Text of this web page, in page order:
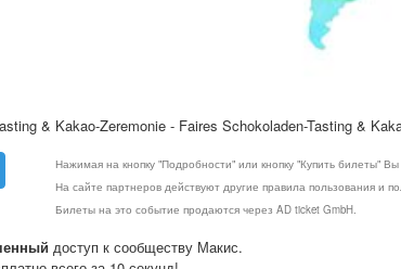
& Kakao-Zeremonie - Faires Schokoladen-Tasting &
Нажимая на кнопку "Подробности" или кнопку "Купить билеты"
На сайте партнеров действуют другие правила пользования и
Билеты на это событие продаются через AD ticket GmbH.
доступ к сообществу Макис.